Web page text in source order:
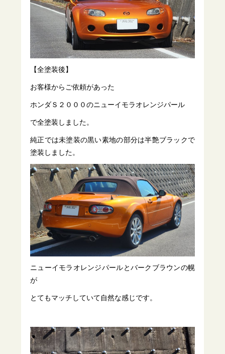
【全塗装後】
お客様からご依頼があった
ホンダＳ２０００のニューイモラオレンジパール
で全塗装しました。
純正では未塗装の黒い素地の部分は半艶ブラックで
塗装しました。
ニューイモラオレンジパールとバークブラウンの幌
が
とてもマッチしていて自然な感じです。